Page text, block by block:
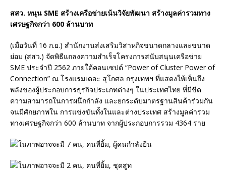
สสว. หนุน SME สร้างเครือข่ายเน้นวิจัยพัฒนา สร้างมูลค่ารวมทาง
เศรษฐกิจกว่า 600 ล้านบาท
(เมื่อวันที่ 16 ก.ย.) สำนักงานส่งเสริมวิสาหกิจขนาดกลางและขนาด
ย่อม (สสว.) จัดพิธีแถลงความสำเร็จโครงการสนับสนุนเครือข่าย
SME ประจำปี 2562 ภายใต้คอนเซปต์ “Power of Cluster Power of
Connection” ณ โรงแรมเดอะ สุโกศล กรุงเทพฯ ที่แสดงให้เห็นถึง
พลังของผู้ประกอบการธุรกิจประเภทต่างๆ ในประเทศไทย ที่มีขีด
ความสามารถในการผนึกกำลัง และยกระดับมาตรฐานสินค้าร่วมกัน
จนมีศักยภาพใน การแข่งขันทั้งในและต่างประเทศ สร้างมูลค่ารวม
ทางเศรษฐกิจกว่า 600 ล้านบาท จากผู้ประกอบการรวม 4364 ราย